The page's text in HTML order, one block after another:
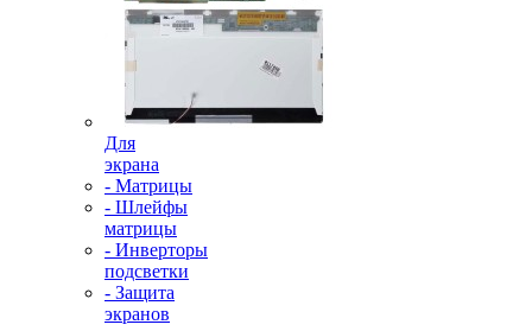
Для
экрана
- Матрицы
- Шлейфы
матрицы
- Инверторы
подсветки
- Защита
экранов